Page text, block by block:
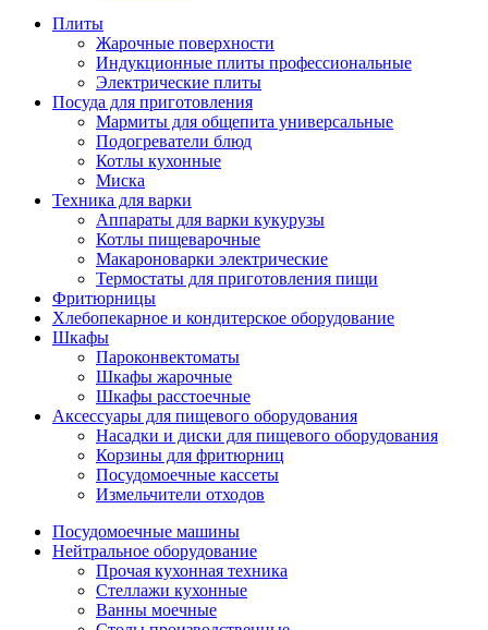
Плиты
Жарочные поверхности
Индукционные плиты профессиональные
Электрические плиты
Посуда для приготовления
Мармиты для общепита универсальные
Подогреватели блюд
Котлы кухонные
Миска
Техника для варки
Аппараты для варки кукурузы
Котлы пищеварочные
Макароноварки электрические
Термостаты для приготовления пищи
Фритюрницы
Хлебопекарное и кондитерское оборудование
Шкафы
Пароконвектоматы
Шкафы жарочные
Шкафы расстоечные
Аксессуары для пищевого оборудования
Насадки и диски для пищевого оборудования
Корзины для фритюрниц
Посудомоечные кассеты
Измельчители отходов
Посудомоечные машины
Нейтральное оборудование
Прочая кухонная техника
Стеллажи кухонные
Ванны моечные